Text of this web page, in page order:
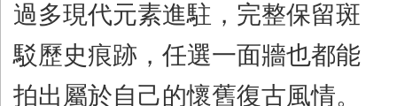
過多現代元素進駐，完整保留斑
駁歷史痕跡，任選一面牆也都能
拍出屬於自己的懷舊復古風情。